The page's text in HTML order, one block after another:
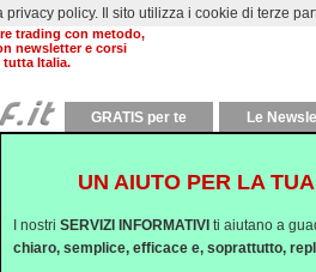
2000 aiutiamo a
trading con metodo,
newsletter e corsi
tutta Italia.
GRATIS per te Le
Si è concluso con un po’ di giravolte un mese
ECCO IL RIMBALZO, ANCORA PRECARIO -
UN AIUTO PER LA
I nostri SERVIZI INFORMATIVI ti aiutano a
chiaro, semplice, efficace e, soprattutto,
privacy policy. Il sito utilizza i cookie di terze